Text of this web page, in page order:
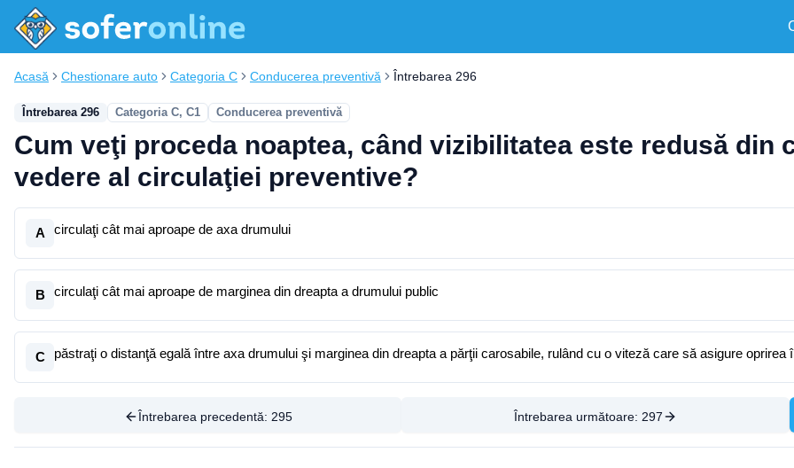
Acasă Chestionare auto Categoria C Conducerea preventivă Întrebarea 296
Întrebarea 296 Categoria C, C1 Conducerea preventivă
Cum veţi proceda noaptea, când vizibilitatea este redusă din
vedere al circulaţiei preventive?
A circulaţi cât mai aproape de axa drumului
B circulaţi cât mai aproape de marginea din dreapta a drumului public
C păstraţi o distanţă egală între axa drumului şi marginea din dreapta a părţii carosabile, rulând cu o viteză care să asigure
Întrebarea precedentă: 295 Întrebarea următoare: 297